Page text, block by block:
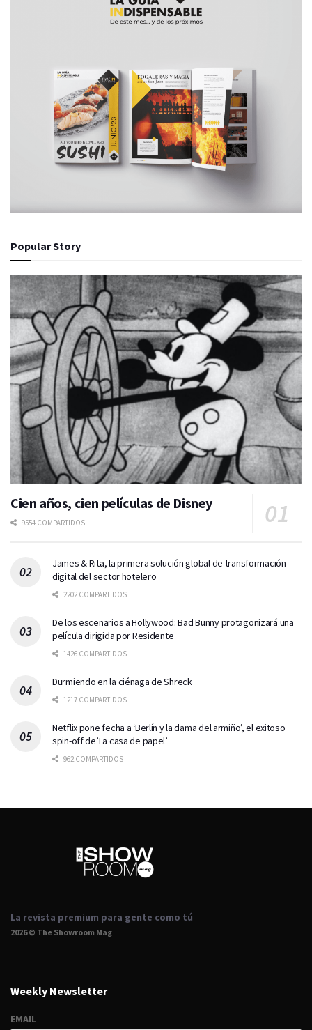
Popular Story
Cien años, cien películas de Disney
9554 COMPARTIDOS
James & Rita, la primera solución global de transformación
digital del sector hotelero
2202 COMPARTIDOS
De los escenarios a Hollywood: Bad Bunny protagonizará una
película dirigida por Residente
1426 COMPARTIDOS
Durmiendo en la ciénaga de Shreck
1217 COMPARTIDOS
Netflix pone fecha a ‘Berlín y la dama del armiño’, el exitoso
spin-off de’La casa de papel’
962 COMPARTIDOS
La revista premium para gente como tú
2026 © The Showroom Mag
Weekly Newsletter
EMAIL